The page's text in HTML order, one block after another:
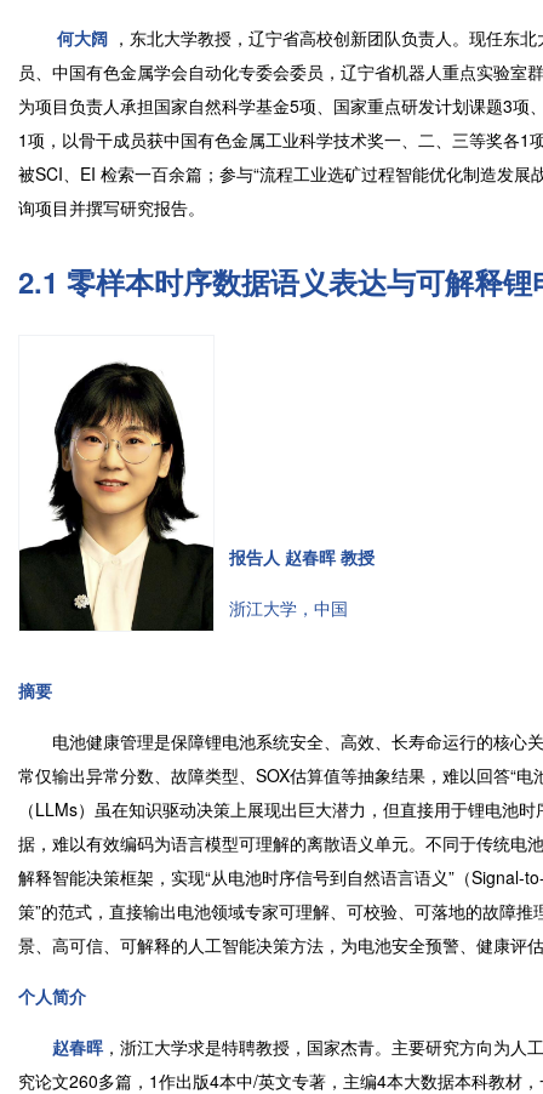
何大阔 ，东北大学教授，辽宁省高校创新团队负责人。现任东
员、中国有色金属学会自动化专委会委员，辽宁省机器人重点实验
为项目负责人承担国家自然科学基金5项、国家重点研发计划课题3
1项，以骨干成员获中国有色金属工业科学技术奖一、二、三等奖各
被SCI、EI 检索一百余篇；参与“流程工业选矿过程智能优化制造发
询项目并撰写研究报告。
2.1 零样本时序数据语义表达与可解释
报告人 赵春晖 教授
浙江大学，中国
摘要
电池健康管理是保障锂电池系统安全、高效、长寿命运行的核心
常仅输出异常分数、故障类型、SOX估算值等抽象结果，难以回答“
（LLMs）虽在知识驱动决策上展现出巨大潜力，但直接用于锂电池
据，难以有效编码为语言模型可理解的离散语义单元。不同于传统电
解释智能决策框架，实现“从电池时序信号到自然语言语义”（
策”的范式，直接输出电池领域专家可理解、可校验、可落地的故障
景、高可信、可解释的人工智能决策方法，为电池安全预警、健康评
个人简介
赵春晖，浙江大学求是特聘教授，国家杰青。主要研究方向为人
究论文260多篇，1作出版4本中/英文专著，主编4本大数据本科教材